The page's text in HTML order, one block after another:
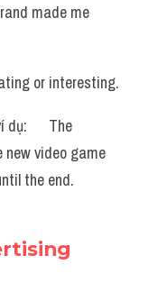
made me
or interesting.
The
video game
the end.